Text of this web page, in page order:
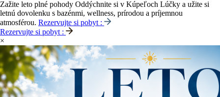
Zažite leto plné pohody Oddýchnite si v Kúpeľoch Lúčky a užite si
letnú dovolenku s bazénmi, wellness, prírodou a príjemnou
atmosférou. Rezervujte si pobyt :
Rezervujte si pobyt :
×